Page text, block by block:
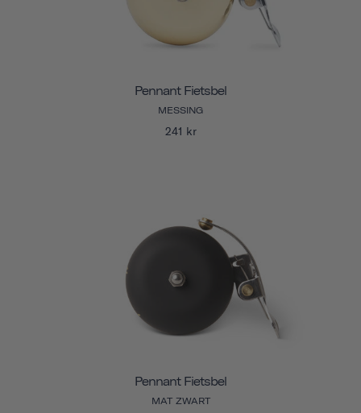
Pennant Fietsbel
MESSING
241 kr
Pennant Fietsbel
MAT ZWART